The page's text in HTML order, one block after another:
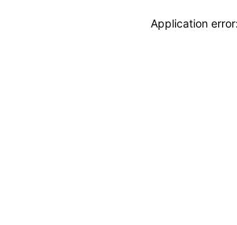
Application